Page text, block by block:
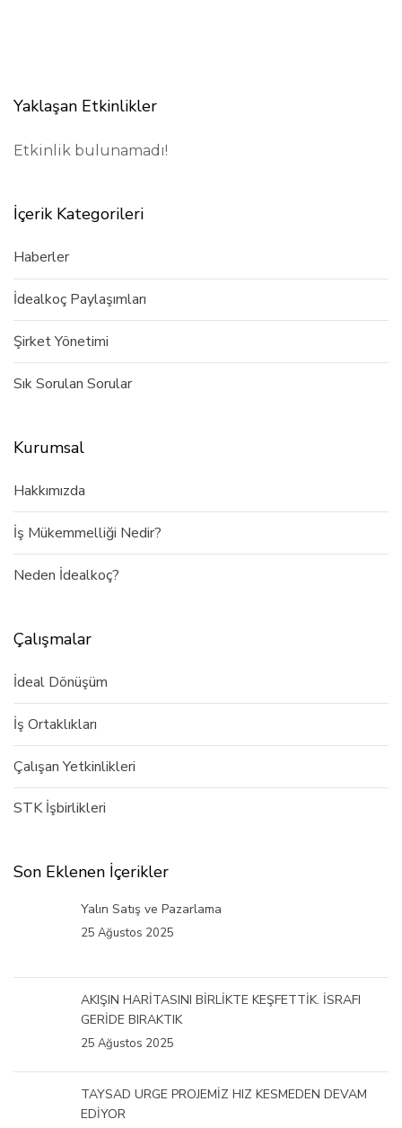
Yaklaşan Etkinlikler
Etkinlik bulunamadı!
İçerik Kategorileri
Haberler
İdealkoç Paylaşımları
Şirket Yönetimi
Sık Sorulan Sorular
Kurumsal
Hakkımızda
İş Mükemmelliği Nedir?
Neden İdealkoç?
Çalışmalar
İdeal Dönüşüm
İş Ortaklıkları
Çalışan Yetkinlikleri
STK İşbirlikleri
Son Eklenen İçerikler
Yalın Satış ve Pazarlama
25 Ağustos 2025
AKIŞIN HARİTASINI BİRLİKTE KEŞFETTİK. İSRAFI
GERİDE BIRAKTIK
25 Ağustos 2025
TAYSAD URGE PROJEMİZ HIZ KESMEDEN DEVAM
EDİYOR